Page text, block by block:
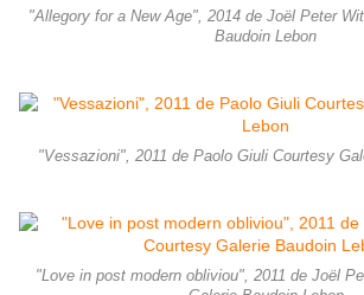
"Allegory for a New Age", 2014 de Joël Peter
Baudoin Lebon
"Vessazioni", 2011 de Paolo Giuli Courtesy
"Love in post modern obliviou", 2011 de Joël